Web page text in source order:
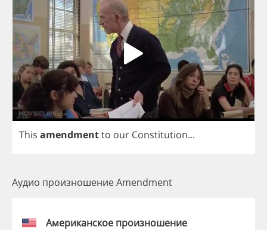
This amendmentto our Constitution...
Аудио произношение Amendment
Американское произношение